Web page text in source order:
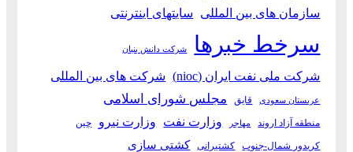
سازمان های بین المللی سایتهای اینترنتی
سرخط خبرها شرکت دانش بنیان
شرکت ملی نفت ایران (nioc) شرکت های بین المللی
عربستان سعودی قایق مجلس شورای اسلامی
منطقه آزاد اروند مهاجر وزارت نفت وزارت نیرو چین
کریدور شمال-جنوب کشتیرانی کشتی سازی